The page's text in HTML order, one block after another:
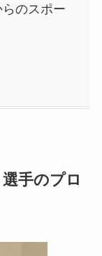
のスポー
手のプロ